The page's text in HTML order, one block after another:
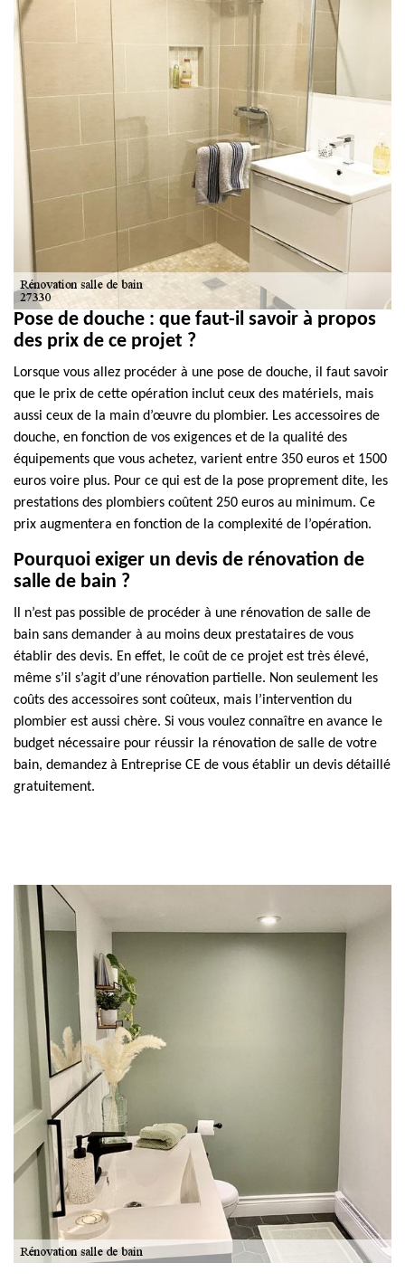
Pose de douche : que faut-il savoir à propos
des prix de ce projet ?
Lorsque vous allez procéder à une pose de douche, il faut savoir
que le prix de cette opération inclut ceux des matériels, mais
aussi ceux de la main d’œuvre du plombier. Les accessoires de
douche, en fonction de vos exigences et de la qualité des
équipements que vous achetez, varient entre 350 euros et 1500
euros voire plus. Pour ce qui est de la pose proprement dite, les
prestations des plombiers coûtent 250 euros au minimum. Ce
prix augmentera en fonction de la complexité de l’opération.
Pourquoi exiger un devis de rénovation de
salle de bain ?
Il n’est pas possible de procéder à une rénovation de salle de
bain sans demander à au moins deux prestataires de vous
établir des devis. En effet, le coût de ce projet est très élevé,
même s’il s’agit d’une rénovation partielle. Non seulement les
coûts des accessoires sont coûteux, mais l’intervention du
plombier est aussi chère. Si vous voulez connaître en avance le
budget nécessaire pour réussir la rénovation de salle de votre
bain, demandez à Entreprise CE de vous établir un devis détaillé
gratuitement.